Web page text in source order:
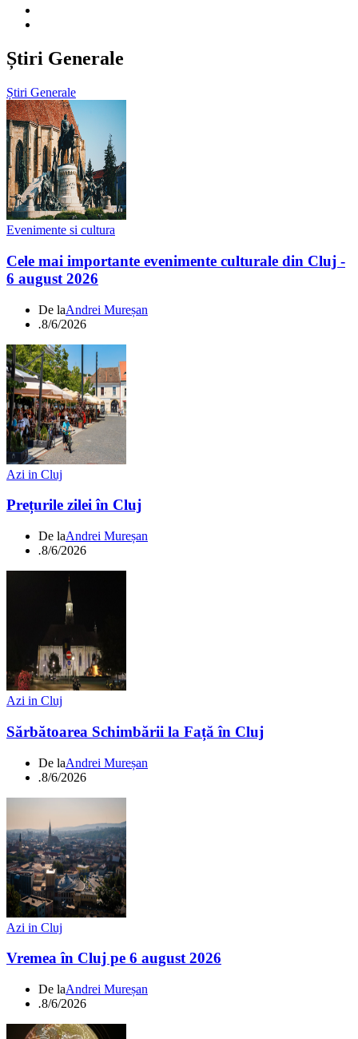
Știri Generale
Știri Generale
Evenimente si cultura
Cele mai importante evenimente culturale din Cluj -
6 august 2026
De laAndrei Mureșan
.8/6/2026
Azi in Cluj
Prețurile zilei în Cluj
De laAndrei Mureșan
.8/6/2026
Azi in Cluj
Sărbătoarea Schimbării la Față în Cluj
De laAndrei Mureșan
.8/6/2026
Azi in Cluj
Vremea în Cluj pe 6 august 2026
De laAndrei Mureșan
.8/6/2026